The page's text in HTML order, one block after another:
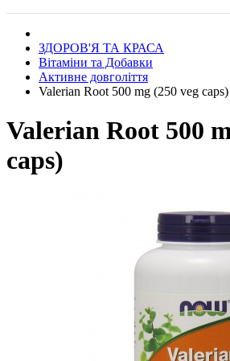
ЗДОРОВ'Я ТА КРАСА
Вітаміни та Добавки
Активне довголіття
Valerian Root 500 mg (250 veg caps)
Valerian Root 500
caps)